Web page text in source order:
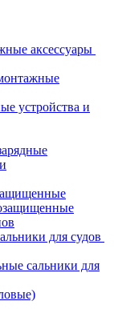
аксессуары
устройства и
для судов
сальники для